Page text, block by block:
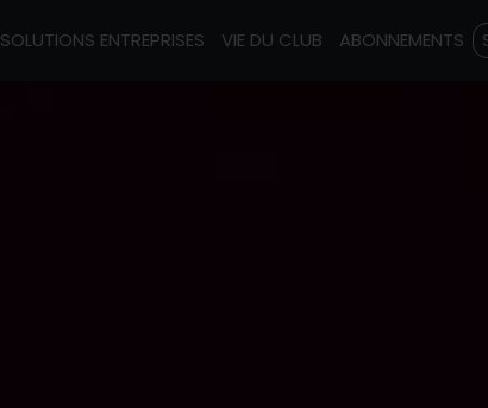
SOLUTIONS ENTREPRISES VIE DU CLUB ABONNEMENTS